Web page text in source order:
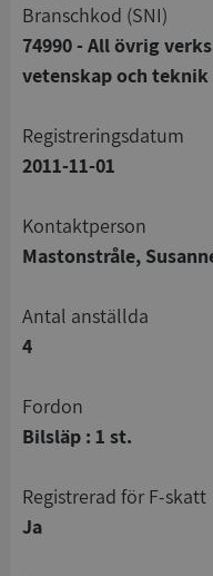
branschkod (SNI)
74990 - All övrig
vetenskap och teknik
registreringsdatum
2011-11-01
Kontaktperson
Mastonstråle,
Antal anställda
4
Fordon
Bilsläp : 1 st.
registrerad för F-skatt
Ja